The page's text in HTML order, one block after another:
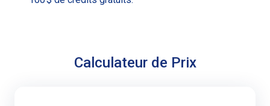
Calculateur de Prix